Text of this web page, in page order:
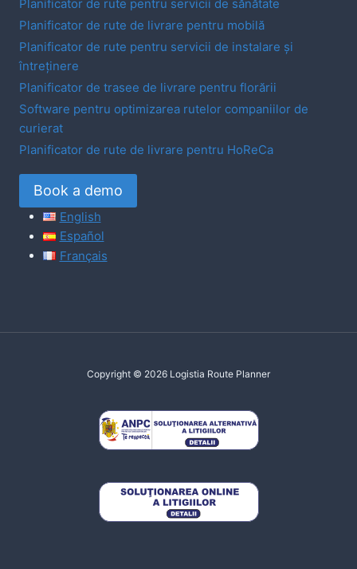
Planificator de rute pentru servicii de sănătate
Planificator de rute de livrare pentru mobilă
Planificator de rute pentru servicii de instalare și
întreținere
Planificator de trasee de livrare pentru florării
Software pentru optimizarea rutelor companiilor de
curierat
Planificator de rute de livrare pentru HoReCa
Book a demo
English
Español
Français
Copyright © 2026 Logistia Route Planner